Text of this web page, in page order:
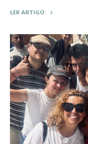
LER ARTIGO